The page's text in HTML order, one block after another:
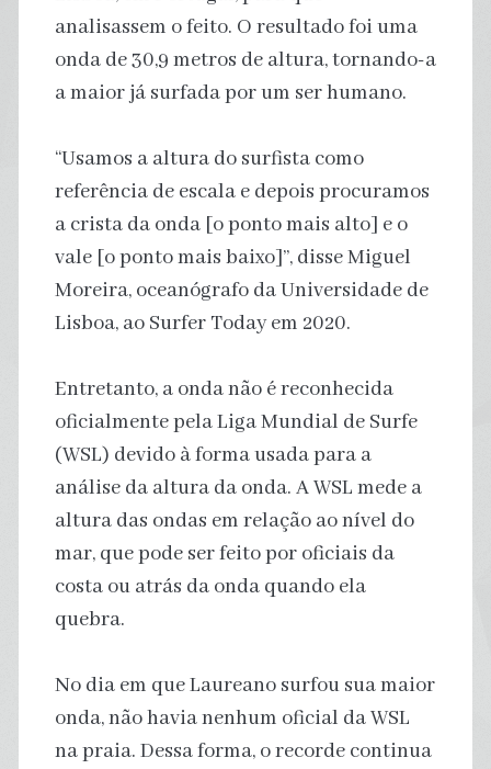
analisassem o feito. O resultado foi uma
onda de 30,9 metros de altura, tornando-a
a maior já surfada por um ser humano.
“Usamos a altura do surfista como
referência de escala e depois procuramos
a crista da onda [o ponto mais alto] e o
vale [o ponto mais baixo]”, disse Miguel
Moreira, oceanógrafo da Universidade de
Lisboa, ao Surfer Today em 2020.
Entretanto, a onda não é reconhecida
oficialmente pela Liga Mundial de Surfe
(WSL) devido à forma usada para a
análise da altura da onda. A WSL mede a
altura das ondas em relação ao nível do
mar, que pode ser feito por oficiais da
costa ou atrás da onda quando ela
quebra.
No dia em que Laureano surfou sua maior
onda, não havia nenhum oficial da WSL
na praia. Dessa forma, o recorde continua